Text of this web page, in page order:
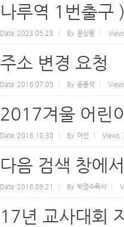
나루역 1번출구
Date 2023.05.28 By 윤상용
주소 변경 요청
Date 2016.07.05 By 송용석
2017겨울 어린
Date 2016.10.30 By 어선 Views
다음 검색 창에
Date 2016.09.21 By 박정수목사
17년 교사대회